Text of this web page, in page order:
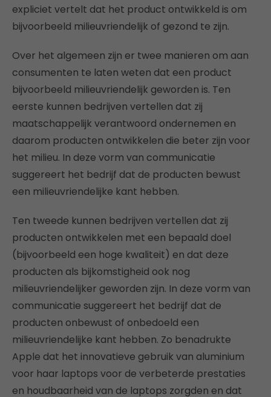
expliciet vertelt dat het product ontwikkeld is om
bijvoorbeeld milieuvriendelijk of gezond te zijn.
Over het algemeen zijn er twee manieren om aan
consumenten te laten weten dat een product
bijvoorbeeld milieuvriendelijk geworden is. Ten
eerste kunnen bedrijven vertellen dat zij
maatschappelijk verantwoord ondernemen en
daarom producten ontwikkelen die beter zijn voor
het milieu. In deze vorm van communicatie
suggereert het bedrijf dat de producten bewust
een milieuvriendelijke kant hebben.
Ten tweede kunnen bedrijven vertellen dat zij
producten ontwikkelen met een bepaald doel
(bijvoorbeeld een hoge kwaliteit) en dat deze
producten als bijkomstigheid ook nog
milieuvriendelijker geworden zijn. In deze vorm van
communicatie suggereert het bedrijf dat de
producten onbewust of onbedoeld een
milieuvriendelijke kant hebben. Zo benadrukte
Apple dat het innovatieve gebruik van aluminium
voor haar laptops voor de verbeterde prestaties
en houdbaarheid van de laptops zorgden en dat